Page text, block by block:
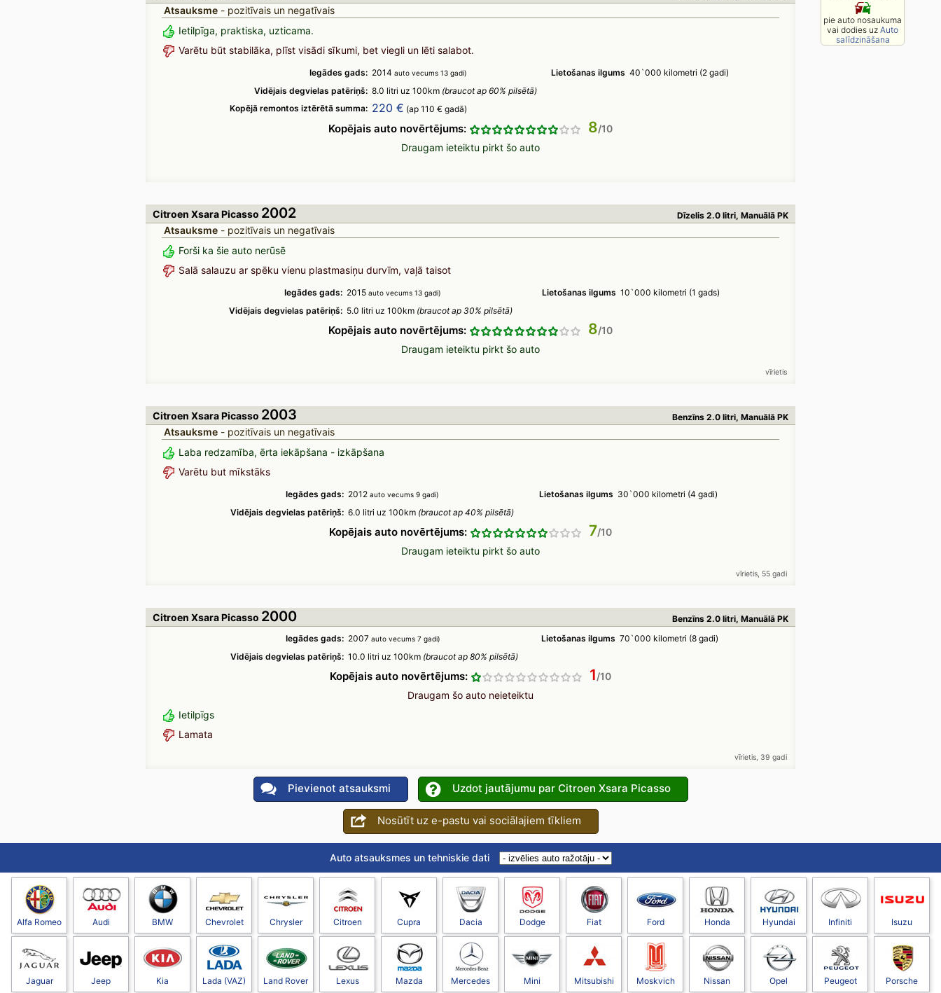
pie auto nosaukuma
vai dodies uz Auto
salīdzināšana
Atsauksme - pozitīvais un negatīvais
Ietilpīga, praktiska, uzticama.
Varētu būt stabilāka, plīst visādi sīkumi, bet viegli un lēti salabot.
Iegādes gads: 2014 auto vecums 13 gadi) Lietošanas ilgums 40`000 kilometri (2 gadi)
Vidējais degvielas patēriņš: 8.0 litri uz 100km (braucot ap 60% pilsētā)
Kopējā remontos iztērētā summa: 220 € (ap 110 € gadā)
Kopējais auto novērtējums: 8
Draugam ieteiktu pirkt šo auto
Citroen Xsara Picasso 2002 Dīzelis 2.0 litri, Manuālā PK
Atsauksme - pozitīvais un negatīvais
Forši ka šie auto nerūsē
Salā salauzu ar spēku vienu plastmasiņu durvīm, vaļā taisot
Iegādes gads: 2015 auto vecums 13 gadi) Lietošanas ilgums 10`000 kilometri (1 gads)
Vidējais degvielas patēriņš: 5.0 litri uz 100km (braucot ap 30% pilsētā)
Kopējais auto novērtējums: 8
Draugam ieteiktu pirkt šo auto
vīrietis
Citroen Xsara Picasso 2003 Benzīns 2.0 litri, Manuālā PK
Atsauksme - pozitīvais un negatīvais
Laba redzamība, ērta iekāpšana - izkāpšana
Varētu but mīkstāks
Iegādes gads: 2012 auto vecums 9 gadi) Lietošanas ilgums 30`000 kilometri (4 gadi)
Vidējais degvielas patēriņš: 6.0 litri uz 100km (braucot ap 40% pilsētā)
Kopējais auto novērtējums: 7
Draugam ieteiktu pirkt šo auto
vīrietis, 55 gadi
Citroen Xsara Picasso 2000
Benzīns 2.0 litri, Manuālā PK
Iegādes gads: 2007 auto vecums 7 gadi) Lietošanas ilgums 70`000 kilometri (8 gadi)
Vidējais degvielas patēriņš: 10.0 litri uz 100km (braucot ap 80% pilsētā)
Kopējais auto novērtējums: 1
Draugam šo auto neieteiktu
Ietilpīgs
Lamata
vīrietis, 39 gadi
Pievienot atsauksmi Uzdot jautājumu par Citroen Xsara Picasso
Nosūtīt uz e-pastu vai sociālajiem tīkliem
Auto atsauksmes un tehniskie dati
Alfa Romeo Audi BMW Chevrolet Chrysler Citroen Cupra Dacia Dodge Fiat Ford Honda Hyundai Infiniti Isuzu
Jaguar Jeep Kia Lada (VAZ) Land Rover Lexus Mazda Mercedes Mini Mitsubishi Moskvich Nissan Opel Peugeot Porsche